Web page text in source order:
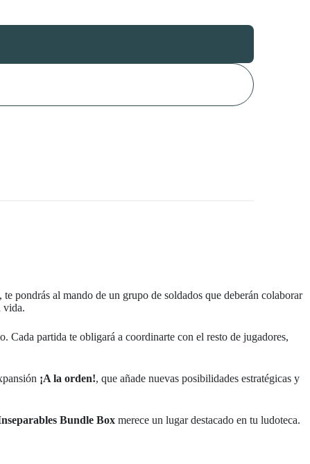
, te pondrás al mando de un grupo de soldados que deberán colaborar
vida.
Cada partida te obligará a coordinarte con el resto de jugadores,
¡A la orden!, que añade nuevas posibilidades estratégicas y
Bundle Box merece un lugar destacado en tu ludoteca.